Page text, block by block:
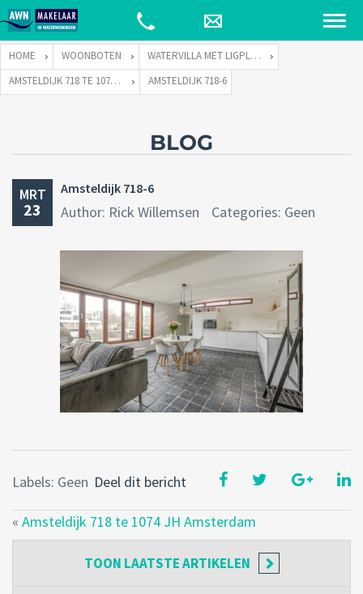
HOME WOONBOTEN
WATERVILLA MET LIGPLAATS
AMSTELDIJK 718 TE 1074 JH AMSTERDAM
AMSTELDIJK 718-6
BLOG
MRT
23
Amsteldijk 718-6
Author: Rick Willemsen Categories: Geen
Deel dit bericht
Labels: Geen
« Amsteldijk 718 te 1074 JH Amsterdam
TOON LAATSTE ARTIKELEN